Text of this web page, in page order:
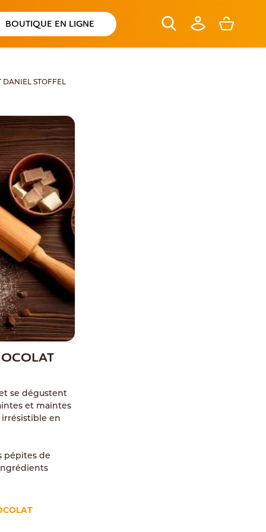
BOUTIQUE EN LIGNE
DANIEL STOFFEL
se dégustent
et maintes
en
pépites de